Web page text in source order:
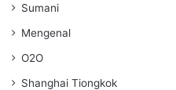
Sumani
Mengenal
O2O
Shanghai Tiongkok